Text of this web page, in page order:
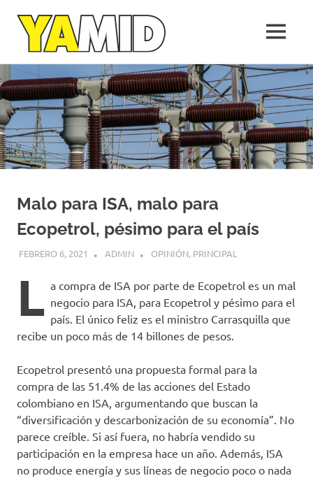
Saltar
al
contenido
López
una
empresa
de
gente
MENÚ
Malo para ISA, malo para
Ecopetrol, pésimo para el país
FEBRERO 6, 2021 ADMIN OPINIÓN, PRINCIPAL
L a compra de ISA por parte de Ecopetrol es un mal
negocio para ISA, para Ecopetrol y pésimo para el
país. El único feliz es el ministro Carrasquilla que
recibe un poco más de 14 billones de pesos.
Ecopetrol presentó una propuesta formal para la
compra de las 51.4% de las acciones del Estado
colombiano en ISA, argumentando que buscan la
“diversificación y descarbonización de su economía”. No
parece creíble. Si así fuera, no habría vendido su
participación en la empresa hace un año. Además, ISA
no produce energía y sus líneas de negocio poco o nada